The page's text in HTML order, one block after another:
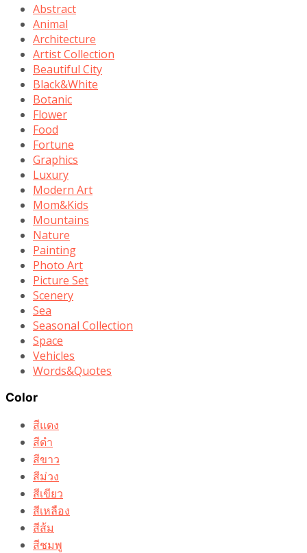
Abstract
Animal
Architecture
Artist Collection
Beautiful City
Black&White
Botanic
Flower
Food
Fortune
Graphics
Luxury
Modern Art
Mom&Kids
Mountains
Nature
Painting
Photo Art
Picture Set
Scenery
Sea
Seasonal Collection
Space
Vehicles
Words&Quotes
Color
สีแดง
สีดำ
สีขาว
สีม่วง
สีเขียว
สีเหลือง
สีส้ม
สีชมพู